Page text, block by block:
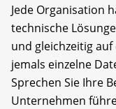
Jede Organisation
technische
und gleichzeitig
jemals einzelne
Sprechen Sie Ihre
Unternehmen